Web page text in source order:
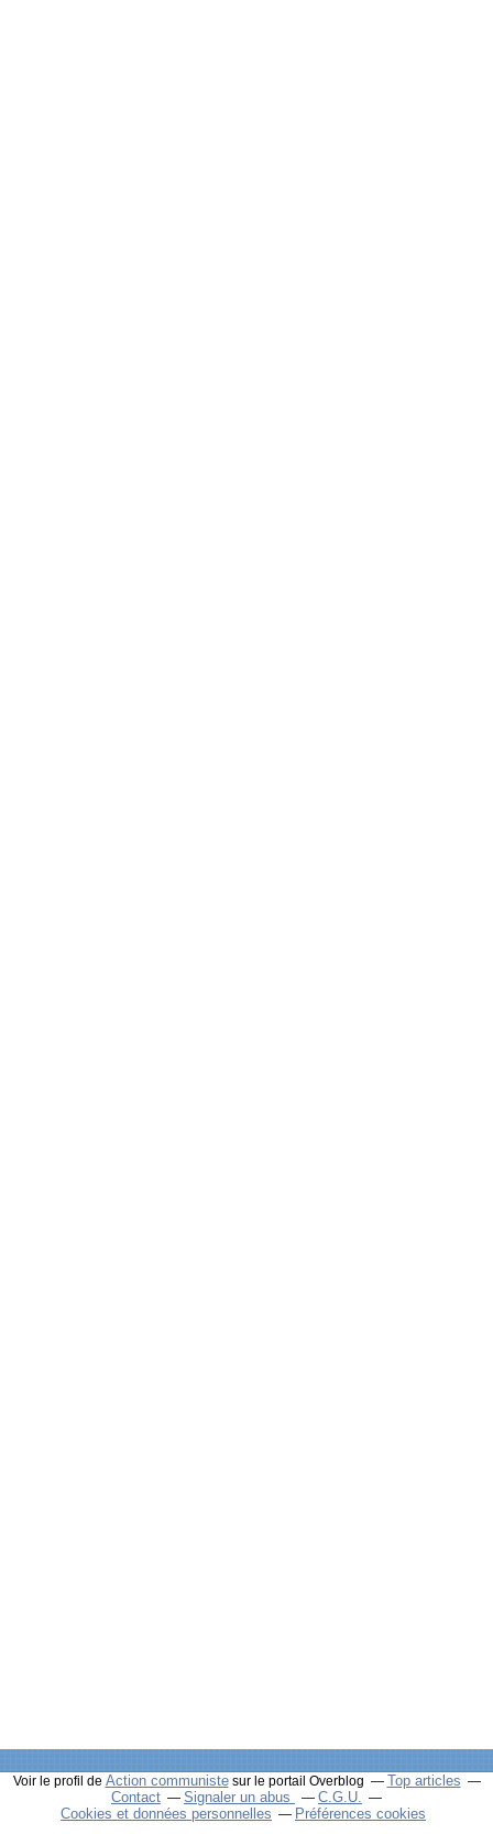
Voir le profil de Action communistesur le portail Overblog
Top articles
Contact
Signaler un abus
C.G.U.
Cookies et données personnelles
Préférences cookies